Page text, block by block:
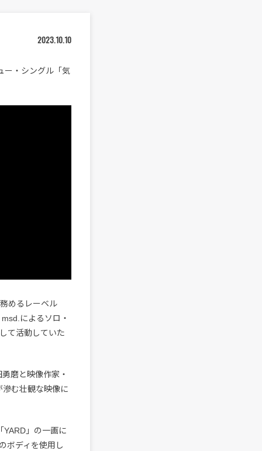
2023.10.10
ー・シングル「気
めるレーベル
によるソロ・
て活動していた
磨と映像作家・
む壮観な映像に
」の一画に
ボディを使用し